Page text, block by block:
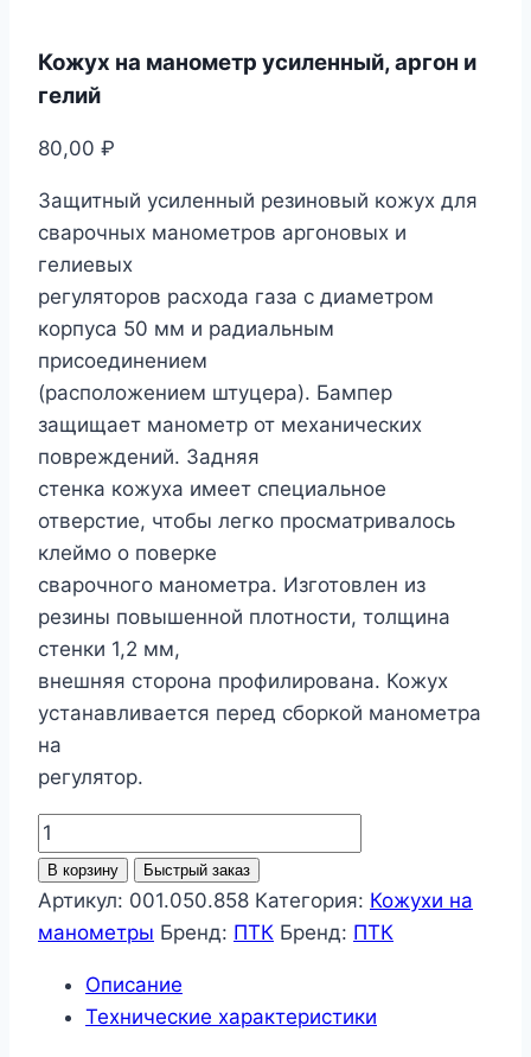
Кожух на манометр усиленный, аргон и
гелий
80,00 ₽
Защитный усиленный резиновый кожух для
сварочных манометров аргоновых и
гелиевых
регуляторов расхода газа с диаметром
корпуса 50 мм и радиальным
присоединением
(расположением штуцера). Бампер
защищает манометр от механических
повреждений. Задняя
стенка кожуха имеет специальное
отверстие, чтобы легко просматривалось
клеймо о поверке
сварочного манометра. Изготовлен из
резины повышенной плотности, толщина
стенки 1,2 мм,
внешняя сторона профилирована. Кожух
устанавливается перед сборкой манометра
на
регулятор.
Количество
товара
Кожух
на
усиленный,
аргон
В корзину Быстрый заказ
Артикул: 001.050.858 Категория: Кожухи на
манометры Бренд: ПТК Бренд: ПТК
Описание
Технические характеристики